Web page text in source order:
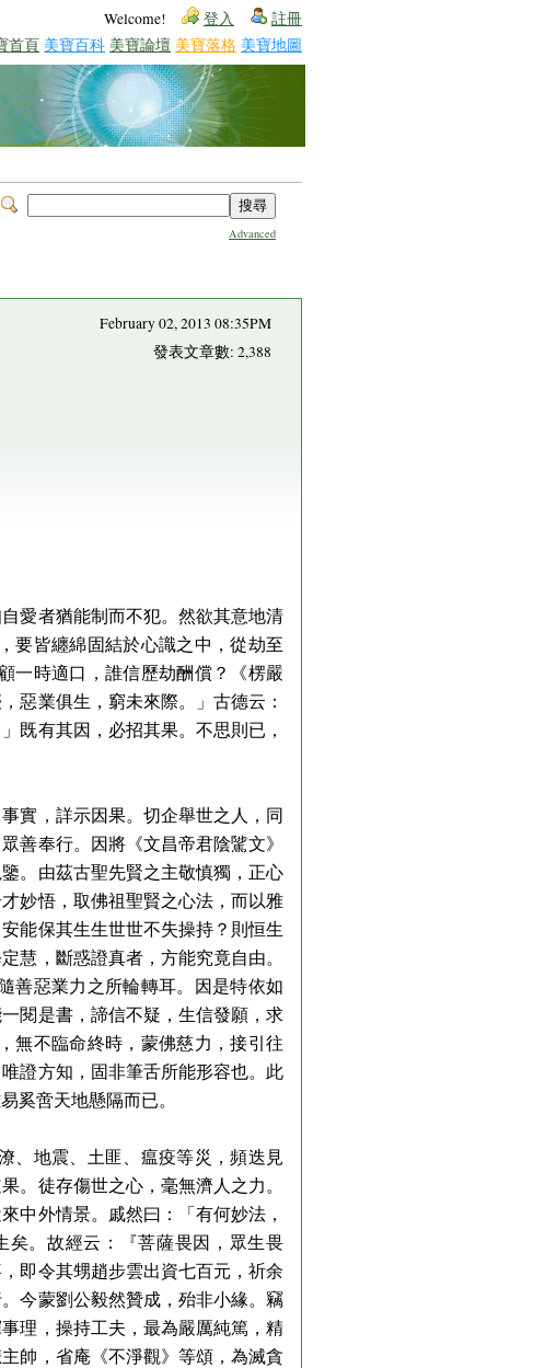
Welcome! 登入 註冊
首頁 美寶百科 美寶論壇 美寶落格 美寶地圖
Advanced
February 02, 2013 08:35PM
發表文章數: 2,388
愛者猶能制而不犯。然欲其意地清
要皆纏綿固結於心識之中，從劫至
一時適口，誰信歷劫酬償？《楞嚴
惡業俱生，窮未來際。」古德云：
既有其因，必招其果。不思則已，
實，詳示因果。切企舉世之人，同
善奉行。因將《文昌帝君陰騭文》
。由茲古聖先賢之主敬慎獨，正心
妙悟，取佛祖聖賢之心法，而以雅
能保其生生世世不失操持？則恒生
慧，斷惑證真者，方能究竟自由。
善惡業力之所輪轉耳。因是特依如
閱是書，諦信不疑，生信發願，求
無不臨命終時，蒙佛慈力，接引往
證方知，固非筆舌所能形容也。此
奚啻天地懸隔而已。
、地震、土匪、瘟疫等災，頻迭見
。徒存傷世之心，毫無濟人之力。
中外情景。戚然曰：「有何妙法，
。故經云：『菩薩畏因，眾生畏
即令其甥趙步雲出資七百元，祈余
今蒙劉公毅然贊成，殆非小緣。竊
理，操持工夫，最為嚴厲純篤，精
帥，省庵《不淨觀》等頌，為滅貪